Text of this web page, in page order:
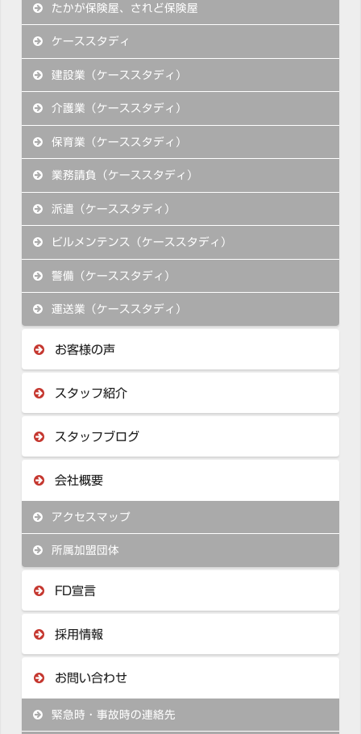
たかが保険屋、されど保険屋
ケーススタディ
建設業（ケーススタディ）
介護業（ケーススタディ）
保育業（ケーススタディ）
業務請負（ケーススタディ）
派遣（ケーススタディ）
ビルメンテンス（ケーススタディ）
警備（ケーススタディ）
運送業（ケーススタディ）
お客様の声
スタッフ紹介
スタッフブログ
会社概要
アクセスマップ
所属加盟団体
FD宣言
採用情報
お問い合わせ
緊急時・事故時の連絡先